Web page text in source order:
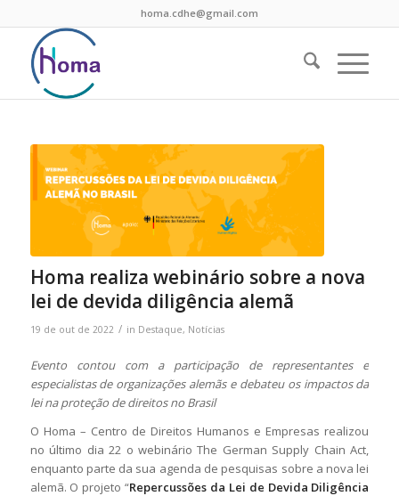
homa.cdhe@gmail.com
Homa realiza webinário sobre a nova
lei de devida diligência alemã
19 de out de 2022 / in Destaque, Notícias
Evento contou com a participação de representantes e
especialistas de organizações alemãs e debateu os impactos da
lei na proteção de direitos no Brasil
O Homa – Centro de Direitos Humanos e Empresas realizou
no último dia 22 o webinárioThe German Supply Chain Act,
enquanto parte da sua agenda de pesquisas sobre a nova lei
alemã. O projeto “Repercussões da Lei de Devida Diligência